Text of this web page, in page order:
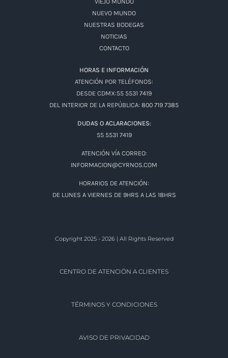
HOME
TIENDA EN LÍNEA
NUEVO MUNDO
NUESTRAS BODEGAS
NOTICIAS
CONTACTO
HORAS E INFORMACIÓN
ATENCIÓN POR TELÉFONOS:
DESDE CDMX:55 5531 7419
DEL INTERIOR DE LA REPÚBLICA: 800 719 7385
DUDAS O ACLARACIONES:
55 5531 7419
HORARIOS DE ATENCIÓN: